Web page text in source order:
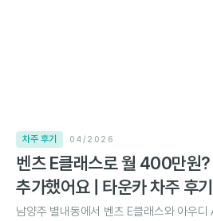
차주 후기 04/2026
벤츠 E클래스로 월 400만원?
추가했어요 | 타운카 차주 후기
남양주 별내동에서 벤츠 E클래스와 아우